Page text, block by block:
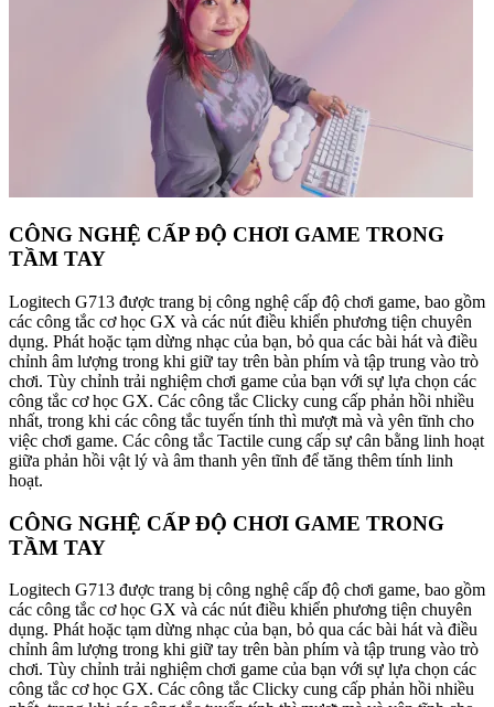
CÔNG NGHỆ CẤP ĐỘ CHƠI GAME TRONG
TẦM TAY
Logitech G713 được trang bị công nghệ cấp độ chơi game, bao gồm
các công tắc cơ học GX và các nút điều khiển phương tiện chuyên
dụng. Phát hoặc tạm dừng nhạc của bạn, bỏ qua các bài hát và điều
chỉnh âm lượng trong khi giữ tay trên bàn phím và tập trung vào trò
chơi. Tùy chỉnh trải nghiệm chơi game của bạn với sự lựa chọn các
công tắc cơ học GX. Các công tắc Clicky cung cấp phản hồi nhiều
nhất, trong khi các công tắc tuyến tính thì mượt mà và yên tĩnh cho
việc chơi game. Các công tắc Tactile cung cấp sự cân bằng linh hoạt
giữa phản hồi vật lý và âm thanh yên tĩnh để tăng thêm tính linh
hoạt.
CÔNG NGHỆ CẤP ĐỘ CHƠI GAME TRONG
TẦM TAY
Logitech G713 được trang bị công nghệ cấp độ chơi game, bao gồm
các công tắc cơ học GX và các nút điều khiển phương tiện chuyên
dụng. Phát hoặc tạm dừng nhạc của bạn, bỏ qua các bài hát và điều
chỉnh âm lượng trong khi giữ tay trên bàn phím và tập trung vào trò
chơi. Tùy chỉnh trải nghiệm chơi game của bạn với sự lựa chọn các
công tắc cơ học GX. Các công tắc Clicky cung cấp phản hồi nhiều